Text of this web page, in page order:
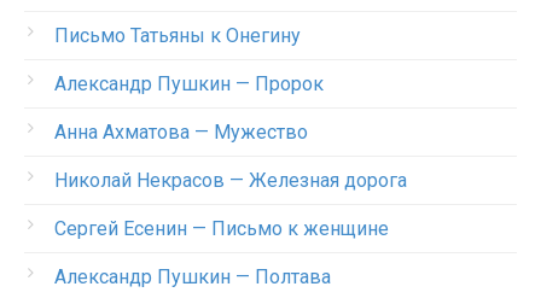
Письмо Татьяны к Онегину
Александр Пушкин — Пророк
Анна Ахматова — Мужество
Николай Некрасов — Железная дорога
Сергей Есенин — Письмо к женщине
Александр Пушкин — Полтава